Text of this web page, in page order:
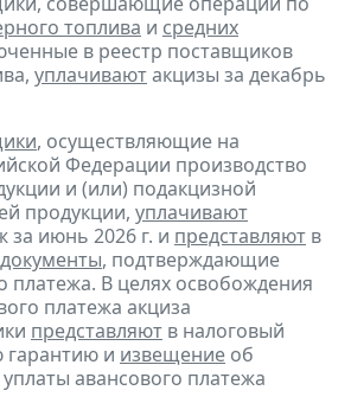
топлива и средних
в реестр поставщиков
уплачиваютакцизы за декабрь
, осуществляющие на
Федерации производство
и (или) подакцизной
продукции, уплачивают
за июнь 2026 г. и представляют в
документы, подтверждающие
платежа. В целях освобождения
платежа акциза
представляют в налоговый
гарантию и извещение об
авансового платежа